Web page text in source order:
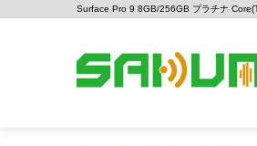
Surface Pro 9 8GB/256GB プラチナ